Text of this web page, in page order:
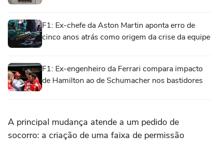
F1: Ex-chefe da Aston Martin aponta erro de
cinco anos atrás como origem da crise da equipe
F1: Ex-engenheiro da Ferrari compara impacto
de Hamilton ao de Schumacher nos bastidores
A principal mudança atende a um pedido de
socorro: a criação de uma faixa de permissão